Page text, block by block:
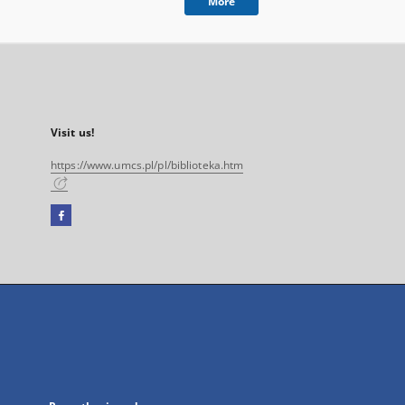
Visit us!
https://www.umcs.pl/pl/biblioteka.htm
Facebook
open